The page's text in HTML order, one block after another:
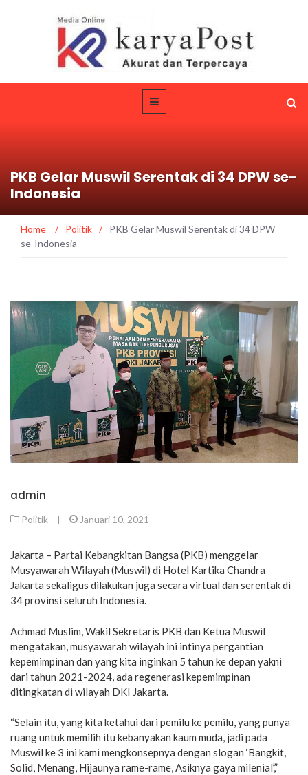
PKB Gelar Muswil Serentak di 34 DPW se-
Indonesia
Home / Politik /
PKB Gelar Muswil Serentak di 34 DPW
se-Indonesia
admin
Politik | Januari 10, 2021
Jakarta – Partai Kebangkitan Bangsa (PKB) menggelar
Musyawarah Wilayah (Muswil) di Hotel Kartika Chandra
Jakarta sekaligus dilakukan juga secara virtual dan serentak di
34 provinsi seluruh Indonesia.
Achmad Muslim, Wakil Sekretaris PKB dan Ketua Muswil
mengatakan, musyawarah wilayah ini intinya pergantian
kepemimpinan dan yang kita inginkan 5 tahun ke depan yakni
dari tahun 2021-2024, ada regenerasi kepemimpinan
ditingkatan di wilayah DKI Jakarta.
“Selain itu, yang kita ketahui dari pemilu ke pemilu, yang punya
ruang untuk memilih itu kebanyakan kaum muda, jadi pada
Muswil ke 3 ini kami mengkonsepnya dengan slogan ‘Bangkit,
Solid, Menang, Hijaunya rame-rame, Asiknya gaya milenial’,”